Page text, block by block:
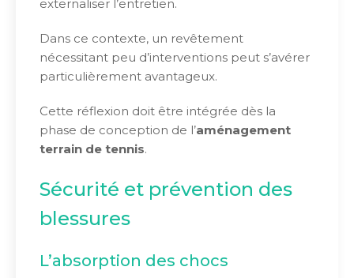
externaliser l’entretien.
Dans ce contexte, un revêtement
nécessitant peu d’interventions peut s’avérer
particulièrement avantageux.
Cette réflexion doit être intégrée dès la
phase de conception de l’aménagement
terrain de tennis.
Sécurité et prévention des
blessures
L’absorption des chocs